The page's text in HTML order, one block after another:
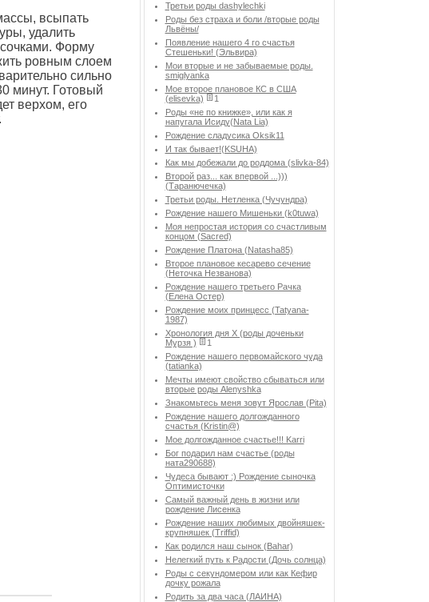
всыпать
удалить
Форму
ровным слоем
сильно
минут. Готовый
верхом, его
Третьи роды dashylechki
Роды без страха и боли /вторые роды
Львёны/
Появление нашего 4 го счастья
Стешеньки! (Эльвира)
Мои вторые и не забываемые роды.
smiglyanka
Мое второе плановое КС в США
(elisevka)
1
Роды «не по книжке», или как я
напугала Исиду(Nata Lia)
Рождение сладусика Oksik11
И так бывает!(KSUHA)
Как мы добежали до роддома (slivka-84)
Второй раз... как впервой ...)))
(Таранючечка)
Третьи роды. Нетленка (Чучундра)
Рождение нашего Мишеньки (k0tuwa)
Моя непростая история со счастливым
концом (Sacred)
Рождение Платона (Natasha85)
Второе плановое кесарево сечение
(Неточка Незванова)
Рождение нашего третьего Рачка
(Елена Остер)
Рождение моих принцесс (Tatyana-
1987)
Хронология дня Х (роды доченьки
Мурзя )
1
Рождение нашего первомайского чуда
(tatianka)
Мечты имеют свойство сбываться или
вторые роды Аlenyshka
Знакомьтесь меня зовут Ярослав (Pita)
Рождение нашего долгожданного
счастья (Kristin@)
Мое долгожданное счастье!!! Karri
Бог подарил нам счастье (роды
ната290688)
Чудеса бывают :) Рождение сыночка
Оптимисточки
Cамый важный день в жизни или
рождение Лисенка
Рождение наших любимых двойняшек-
крупняшек (Triffid)
Как родился наш сынок (Bahar)
Нелегкий путь к Радости (Дочь солнца)
Роды с секундомером или как Кефир
дочку рожала
Родить за два часа (ЛАИНА)